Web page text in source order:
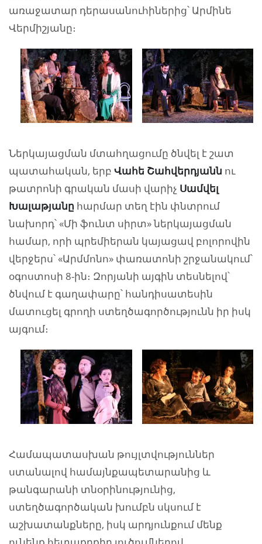
առաջատար դերասանուհիներից՝ Արմինե
Վերմիշյանը։
Ներկայացման մտահղացումը ծնվել է շատ
պատահական, երբ Վահե Շահվերդյանն ու
թատրոնի գրական մասի վարիչ Սամվել
Խալաթյանը հարմար տեղ էին փնտրում
նախորդ՝ «Մի ֆունտ սիրտ» ներկայացման
համար, որի պրեմիերան կայացավ բոլորովին
վերջերս՝ «Արմմոնո» փառատոնի շրջանակում՝
օգոստոսի 8-ին։ Զորյանի այգին տեսնելով՝
ծնվում է գաղափարը՝ հանդիսատեսին
մատուցել գրողի ստեղծագործությունն իր իսկ
այգում։
Համապատասխան թույլտվություններ
ստանալով համայնքապետարանից և
թանգարանի տնօրինությունից,
ստեղծագործական խումբն սկսում է
աշխատանքները, իսկ արդյունքում մենք